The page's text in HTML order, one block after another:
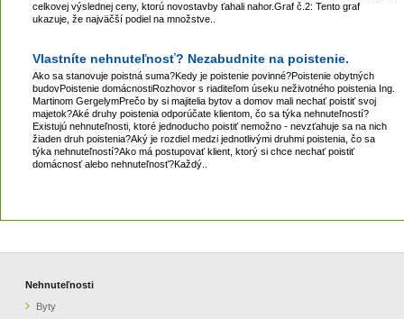
celkovej výslednej ceny, ktorú novostavby ťahali nahor.Graf č.2: Tento graf
ukazuje, že najväčší podiel na množstve..
Vlastníte nehnuteľnosť? Nezabudnite na poistenie.
Ako sa stanovuje poistná suma?Kedy je poistenie povinné?Poistenie obytných
budovPoistenie domácnostiRozhovor s riaditeľom úseku neživotného poistenia Ing.
Martinom GergelymPrečo by si majitelia bytov a domov mali nechať poistiť svoj
majetok?Aké druhy poistenia odporúčate klientom, čo sa týka nehnuteľností?
Existujú nehnuteľnosti, ktoré jednoducho poistiť nemožno - nevzťahuje sa na nich
žiaden druh poistenia?Aký je rozdiel medzi jednotlivými druhmi poistenia, čo sa
týka nehnuteľností?Ako má postupovať klient, ktorý si chce nechať poistiť
domácnosť alebo nehnuteľnosť?Každý..
Nehnuteľnosti
Byty